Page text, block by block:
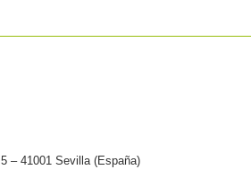
– 41001 Sevilla (España)